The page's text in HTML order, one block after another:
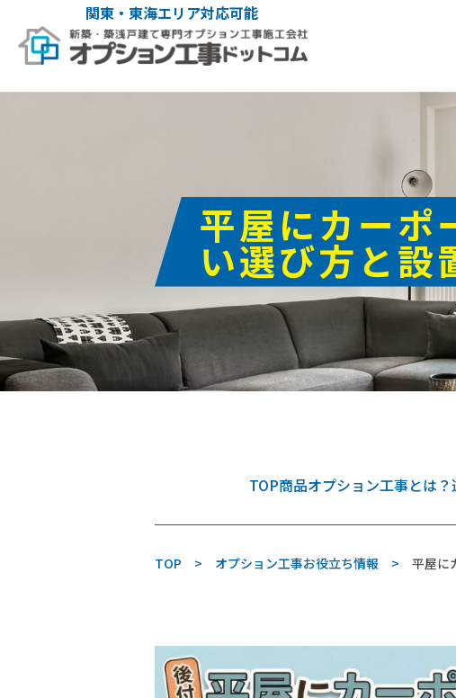
関東・東海エリア対応可能
平屋にカーポ
い選び方と設
TOP商品オプション工事とは？
TOP オプション工事お役立ち情報 平屋に